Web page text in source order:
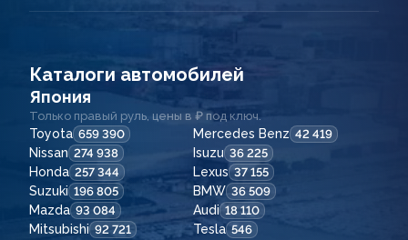
Каталоги автомобилей
Япония
Только правый руль, цены в ₽ под ключ.
Toyota 659 390 Mercedes Benz 42 419
Nissan 274 938 Isuzu 36 225
Honda 257 344 Lexus 37 155
Suzuki 196 805 BMW 36 509
Mazda 93 084 Audi 18 110
Mitsubishi 92 721 Tesla 546